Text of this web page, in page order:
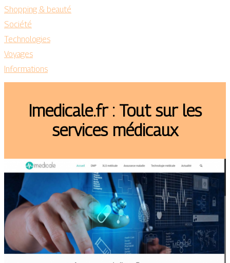
Shopping & beauté
Société
Technologies
Voyages
Informations
Imedicale.fr : Tout sur les
services médicaux